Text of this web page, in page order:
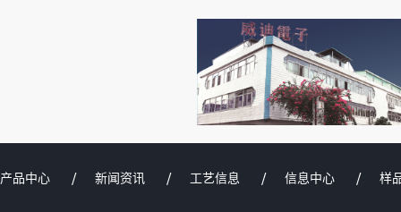
产品中心 新闻资讯 工艺信息 信息中心 样